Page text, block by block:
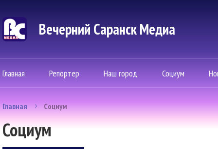
Вечерний Саранск Mедиа
Главная Репортер Наш город Социум
Главная Социум
Социум